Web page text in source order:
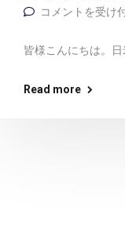
コメントを受け
皆様こんにちは。日
Read more